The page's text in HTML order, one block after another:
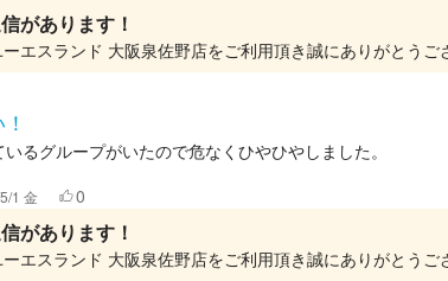
があります！
るグループがいたので危なくひやひやしました。
1 金 0
があります！